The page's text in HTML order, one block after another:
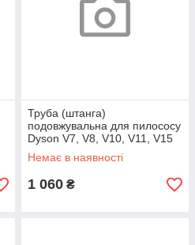
Труба (штанга)
подовжувальна для пилососу
Dyson V7, V8, V10, V11, V15
Червона
Немає в наявності
1 060 ₴